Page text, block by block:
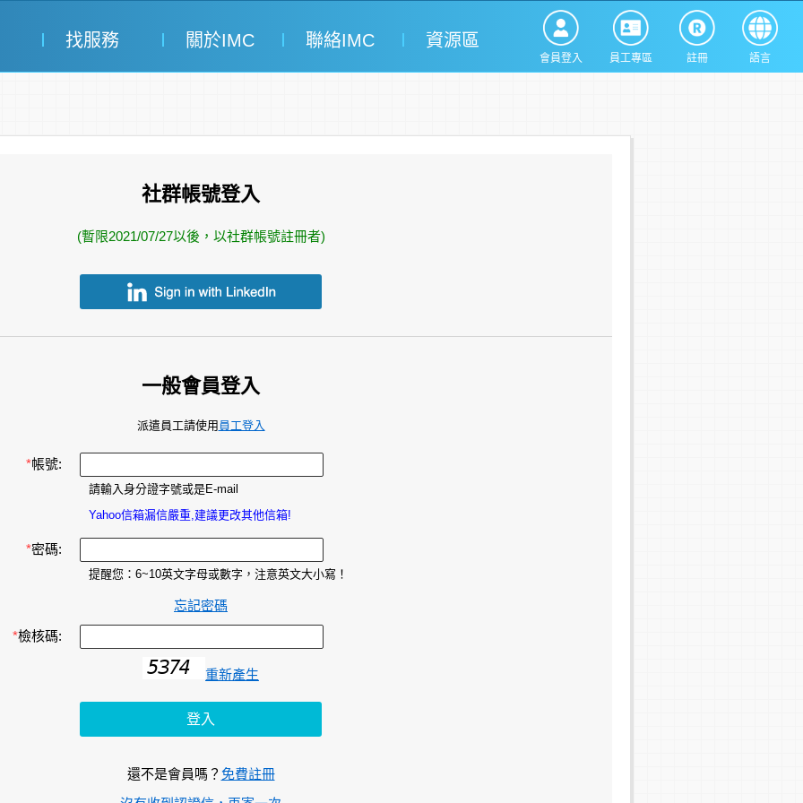
會員登入 員工專區 註冊 語言
找服務 關於IMC 聯絡IMC 資源區
社群帳號登入
(暫限2021/07/27以後，以社群帳號註冊者)
一般會員登入
派遣員工請使用 員工登入
*帳號:
請輸入身分證字號或是E-mail
Yahoo信箱漏信嚴重,建議更改其他信箱!
*密碼:
提醒您：6~10英文字母或數字，注意英文大小寫！
忘記密碼
*檢核碼:
重新產生
還不是會員嗎？ 免費註冊